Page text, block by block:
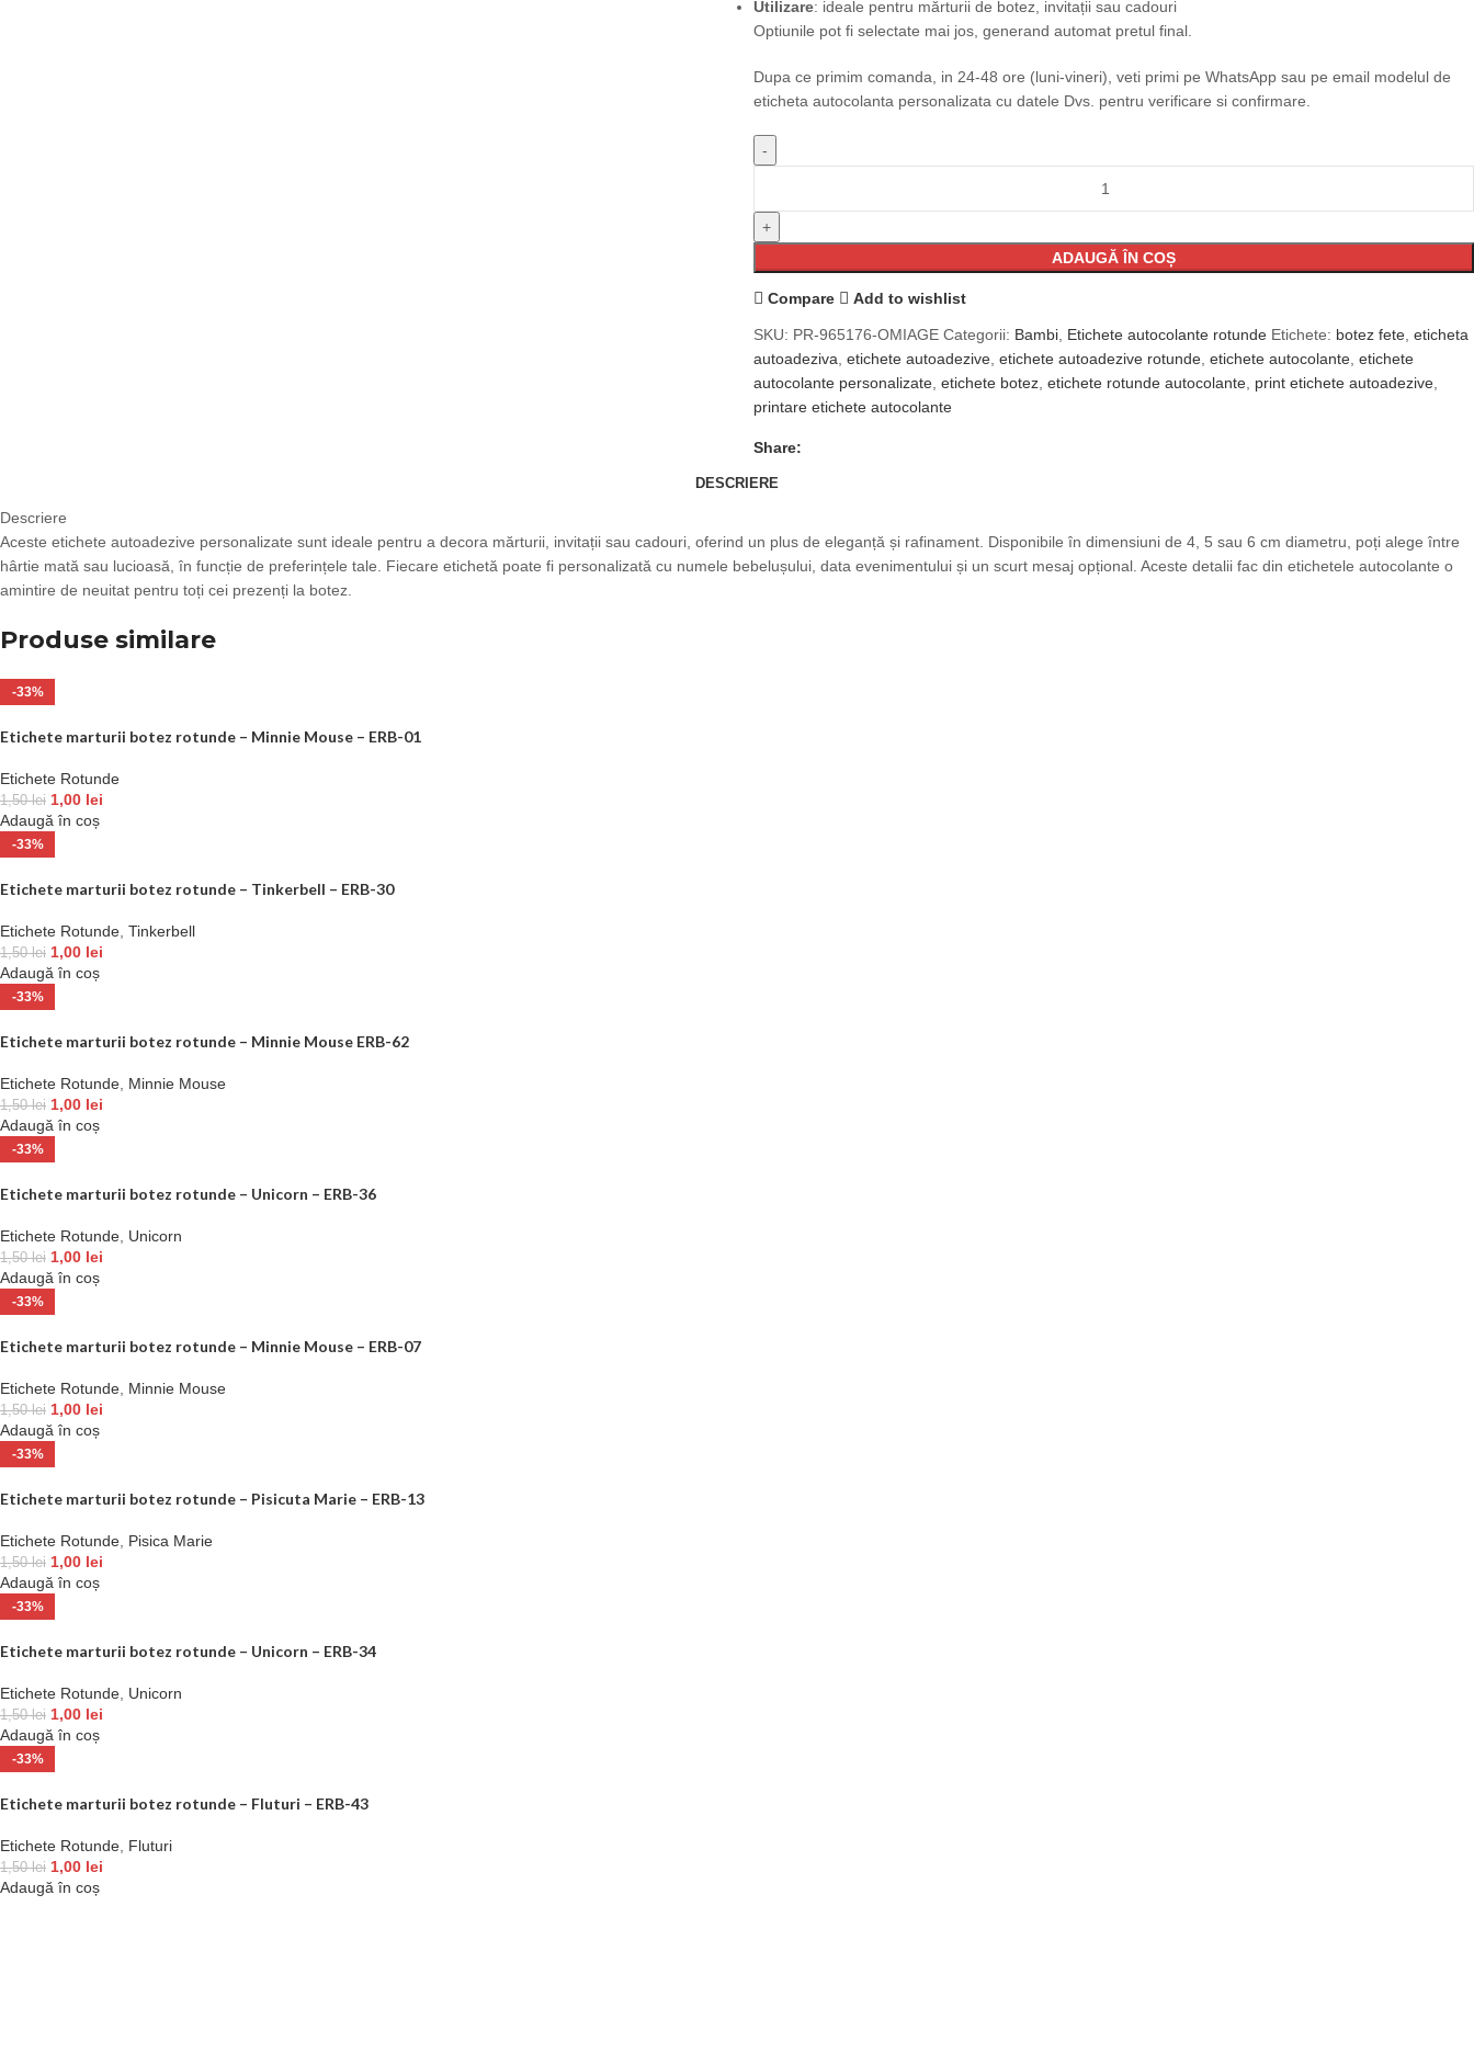
Utilizare: ideale pentru mărturii de botez, invitații sau cadouri
Optiunile pot fi selectate mai jos, generand automat pretul final.
Dupa ce primim comanda, in 24-48 ore (luni-vineri), veti primi pe WhatsApp sau pe email modelul de
eticheta autocolanta personalizata cu datele Dvs. pentru verificare si confirmare.
ADAUGĂ ÎN COȘ
Compare Add to wishlist
SKU: PR-965176-OMIAGE Categorii: Bambi Etichete autocolante rotunde Etichete: botez fete eticheta
autoadeziva etichete autoadezive etichete autoadezive rotunde etichete autocolante etichete
autocolante personalizate etichete botez etichete rotunde autocolante print etichete autoadezive
printare etichete autocolante
Share:
DESCRIERE
Descriere
Aceste etichete autoadezive personalizate sunt ideale pentru a decora mărturii, invitații sau cadouri, oferind un plus de eleganță și rafinament. Disponibile în dimensiuni de 4, 5 sau 6 cm diametru, poți alege între
hârtie mată sau lucioasă, în funcție de preferințele tale. Fiecare etichetă poate fi personalizată cu numele bebelușului, data evenimentului și un scurt mesaj opțional. Aceste detalii fac din etichetele autocolante o
amintire de neuitat pentru toți cei prezenți la botez.
Produse similare
-33%
Etichete marturii botez rotunde – Minnie Mouse – ERB-01
Etichete Rotunde
1,50lei 1,00 lei
Adaugă în coș
-33%
Etichete marturii botez rotunde – Tinkerbell – ERB-30
Etichete Rotunde Tinkerbell
1,50lei 1,00 lei
Adaugă în coș
-33%
Etichete marturii botez rotunde – Minnie Mouse ERB-62
Etichete Rotunde Minnie Mouse
1,50lei 1,00 lei
Adaugă în coș
-33%
Etichete marturii botez rotunde – Unicorn – ERB-36
Etichete Rotunde Unicorn
1,50lei 1,00 lei
Adaugă în coș
-33%
Etichete marturii botez rotunde – Minnie Mouse – ERB-07
Etichete Rotunde Minnie Mouse
1,50lei 1,00 lei
Adaugă în coș
-33%
Etichete marturii botez rotunde – Pisicuta Marie – ERB-13
Etichete Rotunde Pisica Marie
1,50lei 1,00 lei
Adaugă în coș
-33%
Etichete marturii botez rotunde – Unicorn – ERB-34
Etichete Rotunde Unicorn
1,50lei 1,00 lei
Adaugă în coș
-33%
Etichete marturii botez rotunde – Fluturi – ERB-43
Etichete Rotunde Fluturi
1,50lei 1,00 lei
Adaugă în coș